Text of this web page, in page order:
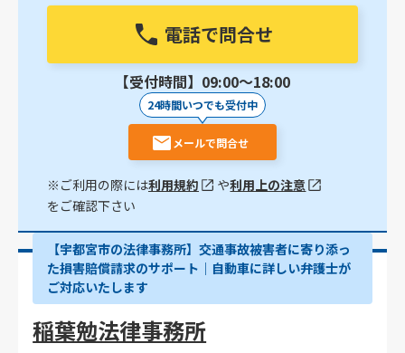
電話で問合せ
【受付時間】09:00〜18:00
24時間いつでも受付中
メールで問合せ
※ご利用の際には利用規約 や利用上の注意
をご確認下さい
【宇都宮市の法律事務所】交通事故被害者に寄り添っ
た損害賠償請求のサポート｜自動車に詳しい弁護士が
ご対応いたします
稲葉勉法律事務所